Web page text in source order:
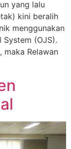
yang lalu
kini beralih
menggunakan
(OJS).
maka Relawan